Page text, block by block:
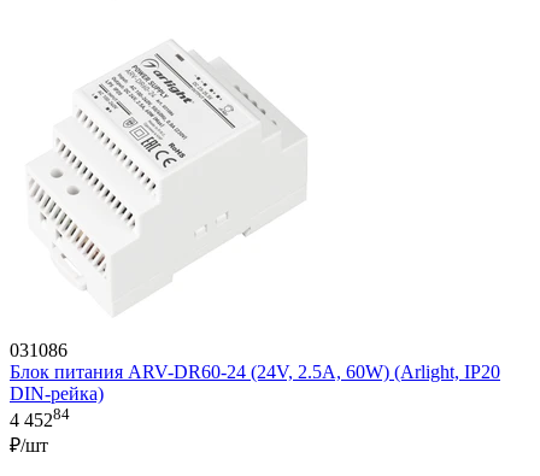
031086
Блок питания ARV-DR60-24 (24V, 2.5A, 60W) (Arlight, IP20
DIN-рейка)
4 45284
₽/шт